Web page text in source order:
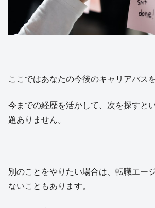
ここではあなたの今後のキャリアパス
今までの経歴を活かして、次を探すと
題ありません。
別のことをやりたい場合は、転職エー
ないこともあります。